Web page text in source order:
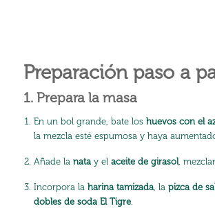
Preparación paso a
1. Prepara la masa
En un bol grande, bate los huevos con el
la mezcla esté espumosa y haya
Añade la natay el aceite de girasol,
Incorpora la harina tamizada, la pizca de
dobles de soda El Tigre.